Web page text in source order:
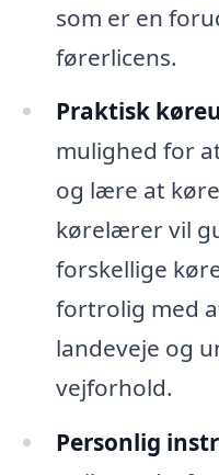
som er en
førerlicens.
Praktisk
mulighed for
og lære at
kørelærer vil
forskellige
fortrolig med
landeveje og
vejforhold.
Personlig